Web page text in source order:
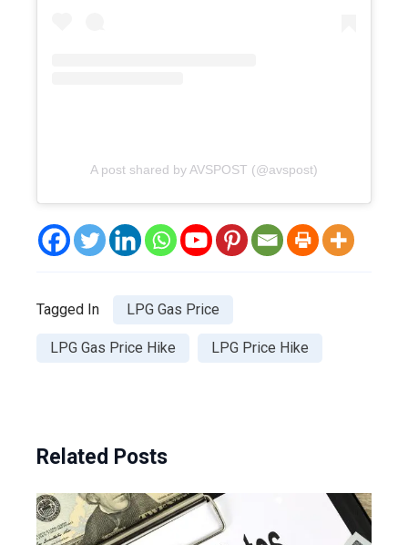
A post shared by AVSPOST (@avspost)
Tagged In LPG Gas Price
LPG Gas Price Hike LPG Price Hike
Related Posts